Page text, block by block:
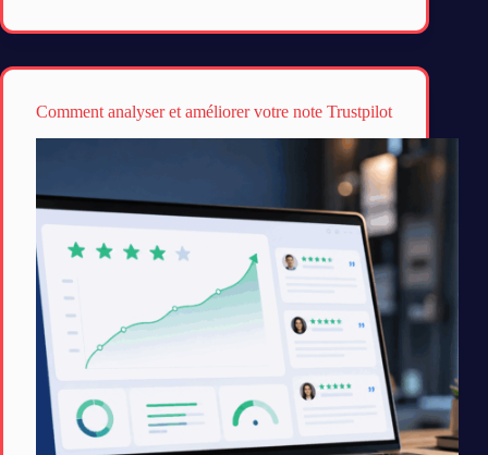
Comment analyser et améliorer votre note Trustpilot